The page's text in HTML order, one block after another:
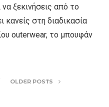
ξεκινήσεις από το
στη διαδικασία
outerwear, το μπουφάν
OLDER POSTS